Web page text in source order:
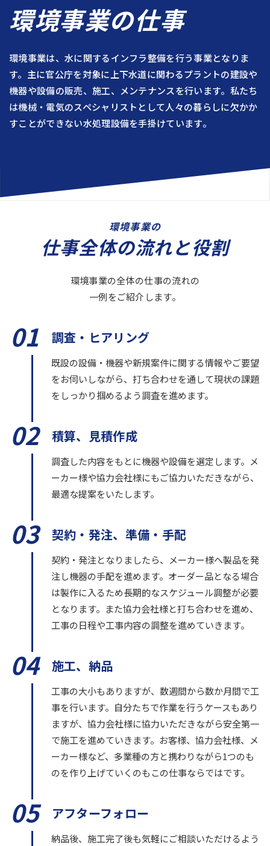
環境事業の仕事
環境事業は、水に関するインフラ整備を行う事業となりま
す。主に官公庁を対象に上下水道に関わるプラントの建設や
機器や設備の販売、施工、メンテナンスを行います。私たち
は機械・電気のスペシャリストとして人々の暮らしに欠かか
すことができない水処理設備を手掛けています。
環境事業の
仕事全体の流れと役割
環境事業の全体の仕事の流れの
一例をご紹介します。
01 調査・ヒアリング
既設の設備・機器や新規案件に関する情報やご要望
をお伺いしながら、打ち合わせを通して現状の課題
をしっかり掴めるよう調査を進めます。
02 積算、見積作成
調査した内容をもとに機器や設備を選定します。メ
ーカー様や協力会社様にもご協力いただきながら、
最適な提案をいたします。
03 契約・発注、準備・手配
契約・発注となりましたら、メーカー様へ製品を発
注し機器の手配を進めます。オーダー品となる場合
は製作に入るため長期的なスケジュール調整が必要
となります。また協力会社様と打ち合わせを進め、
工事の日程や工事内容の調整を進めていきます。
04 施工、納品
工事の大小もありますが、数週間から数か月間で工
事を行います。自分たちで作業を行うケースもあり
ますが、協力会社様に協力いただきながら安全第一
で施工を進めていきます。お客様、協力会社様、メ
ーカー様など、多業種の方と携わりながら1つのも
のを作り上げていくのもこの仕事ならではです。
05 アフターフォロー
納品後、施工完了後も気軽にご相談いただけるよう